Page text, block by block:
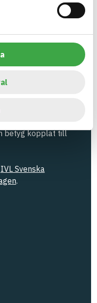
marknaden om att
och
betyg kopplat till
IVL Svenska
.